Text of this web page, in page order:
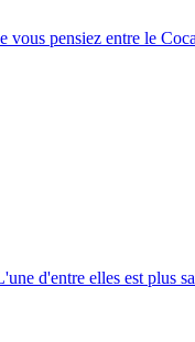
vous pensiez entre le
d'entre elles est plus